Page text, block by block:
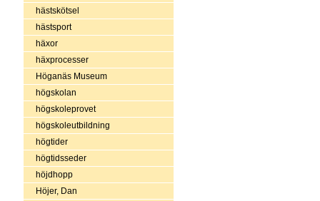
hästskötsel
hästsport
häxor
häxprocesser
Höganäs Museum
högskolan
högskoleprovet
högskoleutbildning
högtider
högtidsseder
höjdhopp
Höjer, Dan